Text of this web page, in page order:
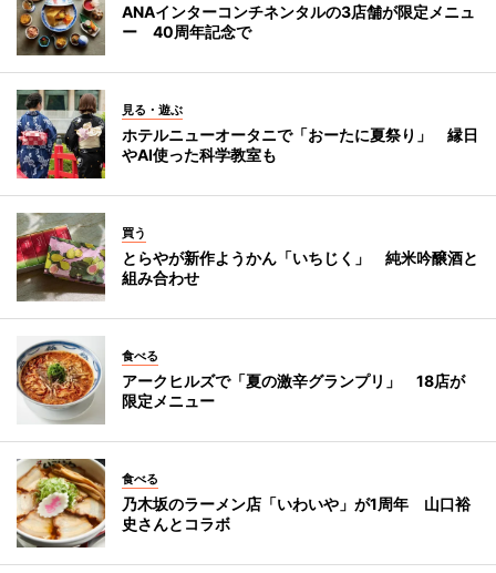
ANAインターコンチネンタルの3店舗が限定メニュ
ー 40周年記念で
見る・遊ぶ
ホテルニューオータニで「おーたに夏祭り」 縁日
やAI使った科学教室も
買う
とらやが新作ようかん「いちじく」 純米吟醸酒と
組み合わせ
食べる
アークヒルズで「夏の激辛グランプリ」 18店が
限定メニュー
食べる
乃木坂のラーメン店「いわいや」が1周年 山口裕
史さんとコラボ